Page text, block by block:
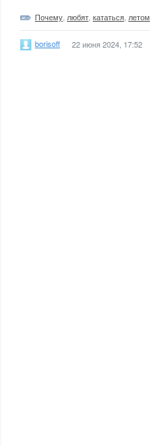
Почему любят кататься летом
borisoff 22 июня 2024, 17:52